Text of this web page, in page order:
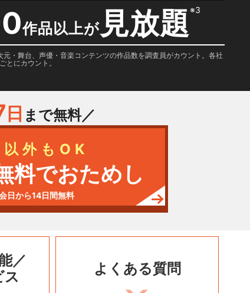
作品以上が 見放題※3
・舞台、声優・音楽コンテンツの作品数を調査員がカウント。各社
とにカウント。
日 まで無料／
外もOK
料でおためし
日から14日間無料
／
ス
よくある質問